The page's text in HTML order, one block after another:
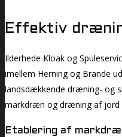
Effektiv
Ilderhede Kloak og
imellem Herning og Brande
landsdækkende dræning- og
markdræn og dræning af jord
Etablering af